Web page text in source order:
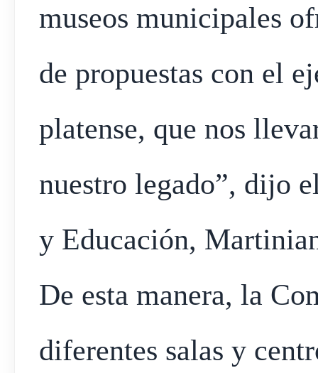
museos municipales
de propuestas con el
platense, que nos
nuestro legado”, dijo
y Educación,
De esta manera, la
diferentes salas y